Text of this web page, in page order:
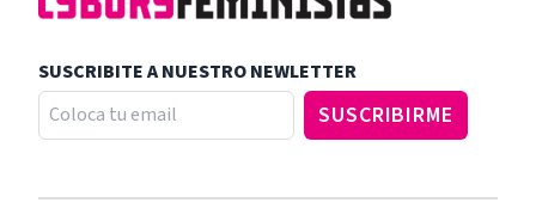
SUSCRIBITE A NUESTRO NEWLETTER